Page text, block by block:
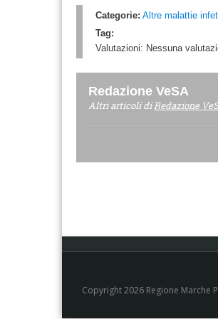
Categorie: Altre malattie
Tag:
Valutazioni: Nessuna
Redazione VeSA
Altri articoli diRedazione
Copyright 2026 Regione Marche